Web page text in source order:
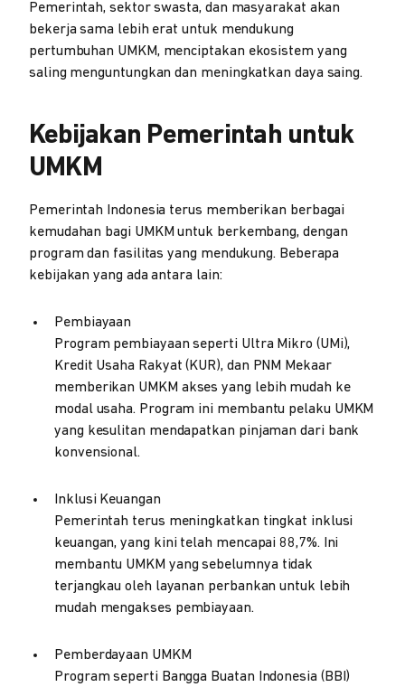
Pemerintah, sektor swasta, dan masyarakat akan
bekerja sama lebih erat untuk mendukung
pertumbuhan UMKM, menciptakan ekosistem yang
saling menguntungkan dan meningkatkan daya saing.
Kebijakan Pemerintah untuk
UMKM
Pemerintah Indonesia terus memberikan berbagai
kemudahan bagi UMKM untuk berkembang, dengan
program dan fasilitas yang mendukung. Beberapa
kebijakan yang ada antara lain:
Pembiayaan
Program pembiayaan seperti Ultra Mikro (UMi),
Kredit Usaha Rakyat (KUR), dan PNM Mekaar
memberikan UMKM akses yang lebih mudah ke
modal usaha. Program ini membantu pelaku UMKM
yang kesulitan mendapatkan pinjaman dari bank
konvensional.
Inklusi Keuangan
Pemerintah terus meningkatkan tingkat inklusi
keuangan, yang kini telah mencapai 88,7%. Ini
membantu UMKM yang sebelumnya tidak
terjangkau oleh layanan perbankan untuk lebih
mudah mengakses pembiayaan.
Pemberdayaan UMKM
Program seperti Bangga Buatan Indonesia (BBI)